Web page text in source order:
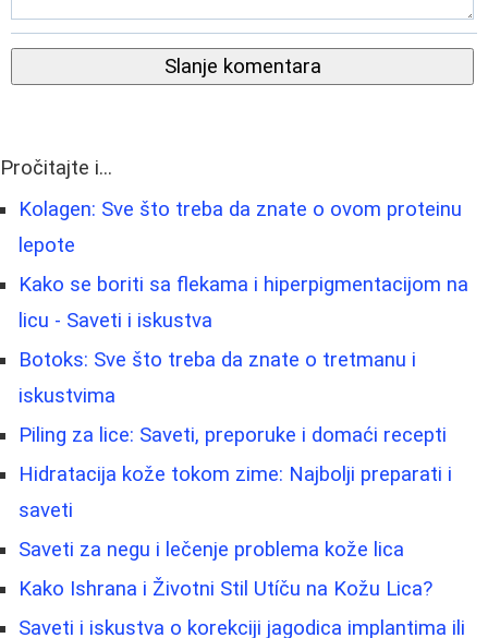
Slanje komentara
Pročitajte i...
Kolagen: Sve što treba da znate o ovom proteinu
lepote
Kako se boriti sa flekama i hiperpigmentacijom na
licu - Saveti i iskustva
Botoks: Sve što treba da znate o tretmanu i
iskustvima
Piling za lice: Saveti, preporuke i domaći recepti
Hidratacija kože tokom zime: Najbolji preparati i
saveti
Saveti za negu i lečenje problema kože lica
Kako Ishrana i Životni Stil Utíču na Kožu Lica?
Saveti i iskustva o korekciji jagodica implantima ili